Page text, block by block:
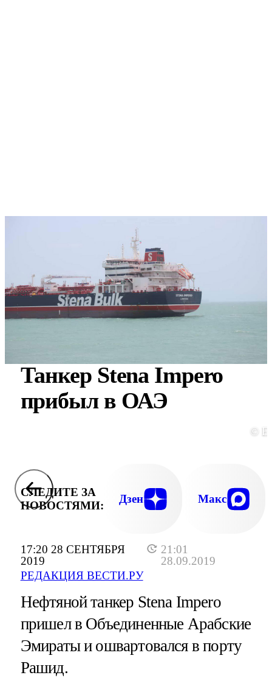
17:20 28 СЕНТЯБРЯ
2019
21:01
28.09.2019
РЕДАКЦИЯ ВЕСТИ.РУ
Танкер Stena Impero
прибыл в ОАЭ
©
СЛЕДИТЕ ЗА
НОВОСТЯМИ:
Дзен Макс
Нефтяной танкер Stena Impero
пришел в Объединенные Арабские
Эмираты и ошвартовался в порту
Рашид.